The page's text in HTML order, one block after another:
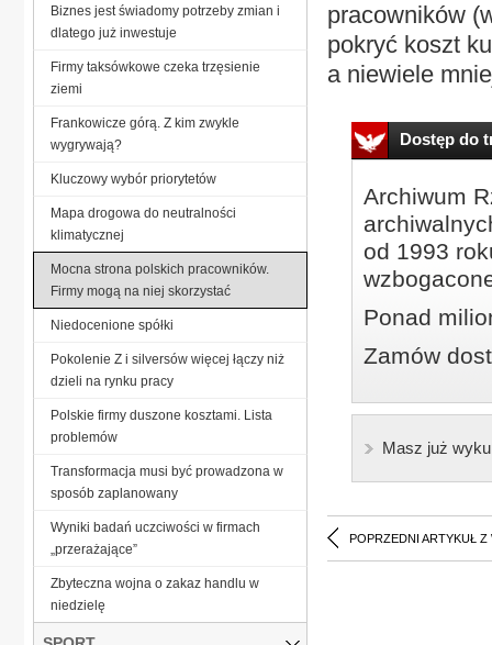
pracowników
pokryć koszt
a niewiele
Dostęp do
Archiwum
od 1993
Ponad
Zamów
Masz już
POPRZEDNI ARTYKUŁ Z
Biznes jest świadomy potrzeby zmian i
dlatego już inwestuje
Firmy taksówkowe czeka trzęsienie
ziemi
Frankowicze górą. Z kim zwykle
wygrywają?
Kluczowy wybór priorytetów
Mapa drogowa do neutralności
klimatycznej
Mocna strona polskich pracowników.
Firmy mogą na niej skorzystać
Niedocenione spółki
Pokolenie Z i silversów więcej łączy niż
dzieli na rynku pracy
Polskie firmy duszone kosztami. Lista
problemów
Transformacja musi być prowadzona w
sposób zaplanowany
Wyniki badań uczciwości w firmach
„przerażające”
Zbyteczna wojna o zakaz handlu w
niedzielę